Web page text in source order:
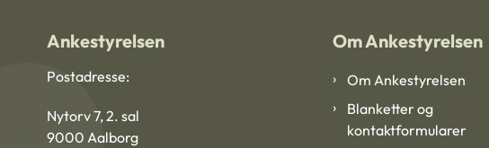
Ankestyrelsen
Postadresse:
Nytorv 7, 2. sal
9000 Aalborg
Om Ankestyrelsen
Om Ankestyrelsen
Blanketter og
kontaktformularer